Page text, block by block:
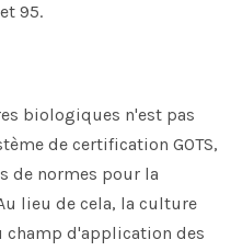
95.
biologiques n'est pas
de certification GOTS,
de normes pour la
lieu de cela, la culture
d'application des